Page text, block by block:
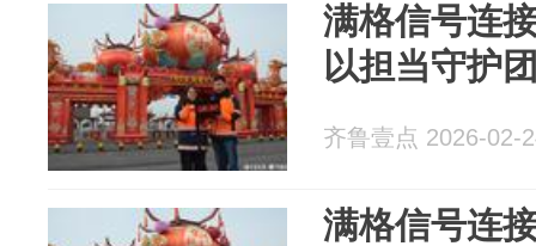
满格信号连
以担当守护
齐鲁壹点 2026-02-
满格信号连